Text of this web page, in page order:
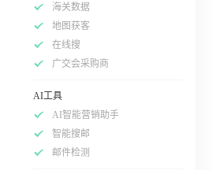
海关数据
地图获客
在线搜
广交会采购商
AI工具
AI智能营销助手
智能搜邮
邮件检测